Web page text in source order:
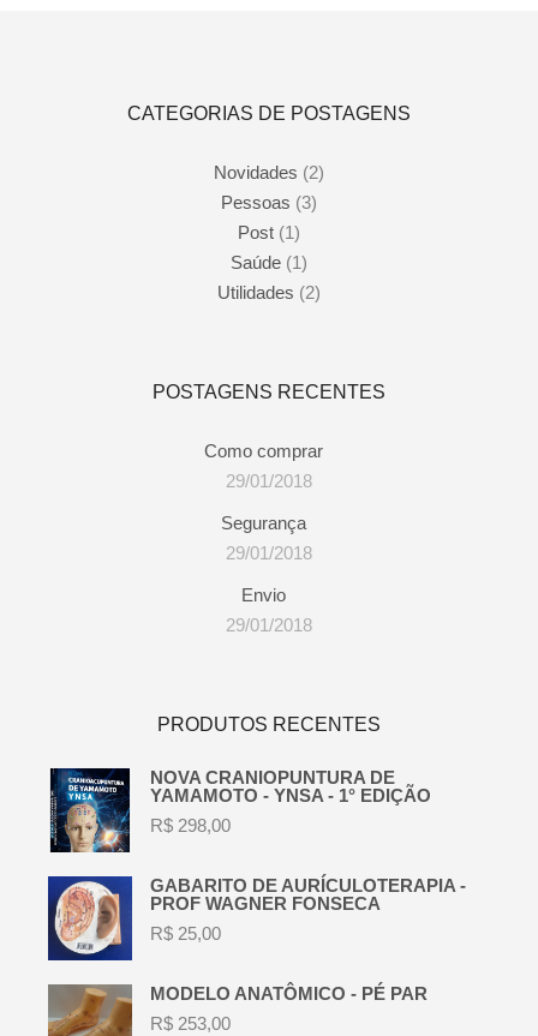
CATEGORIAS DE POSTAGENS
Novidades (2)
Pessoas (3)
Post (1)
Saúde (1)
Utilidades (2)
POSTAGENS RECENTES
Como comprar
29/01/2018
Segurança
29/01/2018
Envio
29/01/2018
PRODUTOS RECENTES
NOVA CRANIOPUNTURA DE
YAMAMOTO - YNSA - 1° EDIÇÃO
R$ 298,00
GABARITO DE AURÍCULOTERAPIA -
PROF WAGNER FONSECA
R$ 25,00
MODELO ANATÔMICO - PÉ PAR
R$ 253,00